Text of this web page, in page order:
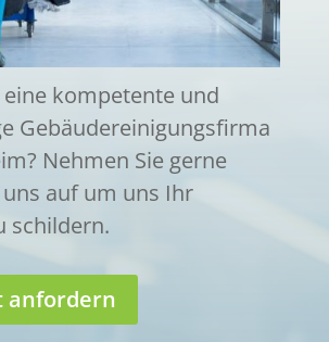
eine kompetente und
Gebäudereinigungsfirma
Nehmen Sie gerne
auf um uns Ihr
schildern.
anfordern